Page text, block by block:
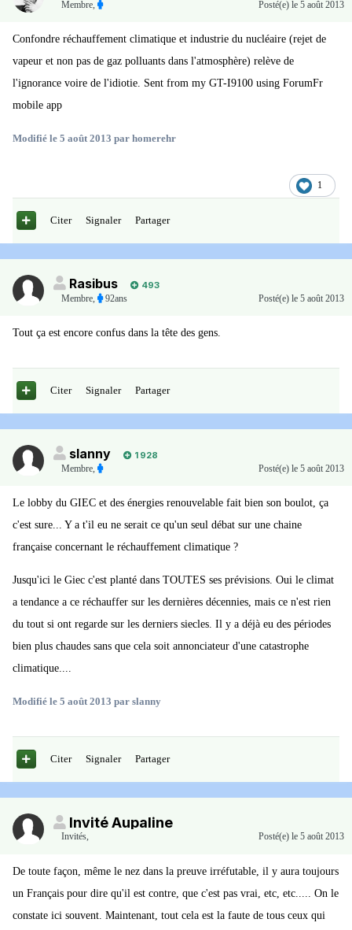
Membre
Posté(e) le 5 août 2013
Confondre réchauffement climatique et industrie du nucléaire (rejet de
vapeur et non pas de gaz polluants dans l'atmosphère) relève de
l'ignorance voire de l'idiotie. Sent from my GT-I9100 using ForumFr
mobile app
Modifié le 5 août 2013 par homerehr
1
Citer Signaler Partager
Rasibus
493
Membre, 92ans Posté(e) le 5 août 2013
Tout ça est encore confus dans la tête des gens.
Citer Signaler Partager
slanny
1 928
Membre, Posté(e) le 5 août 2013
Le lobby du GIEC et des énergies renouvelable fait bien son boulot, ça
c'est sure... Y a t'il eu ne serait ce qu'un seul débat sur une chaine
française concernant le réchauffement climatique ?
Jusqu'ici le Giec c'est planté dans TOUTES ses prévisions. Oui le climat
a tendance a ce réchauffer sur les dernières décennies, mais ce n'est rien
du tout si ont regarde sur les derniers siecles. Il y a déjà eu des périodes
bien plus chaudes sans que cela soit annonciateur d'une catastrophe
climatique....
Modifié le 5 août 2013 par slanny
Citer Signaler Partager
Invité Aupaline
Invités, Posté(e) le 5 août 2013
De toute façon, même le nez dans la preuve irréfutable, il y aura toujours
un Français pour dire qu'il est contre, que c'est pas vrai, etc, etc..... On le
constate ici souvent. Maintenant, tout cela est la faute de tous ceux qui